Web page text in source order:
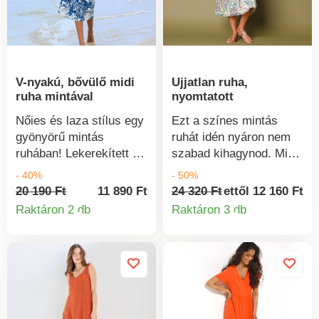
készült. Az EcoViscose
egy fenntarthatóan
készült anyag. A
gyártási folyamat
kevesebb vizet és
energiát igényel.
Mosógépben mosható.
fodrozás hangsúlyoz.
Bélelt törzs.
V-nyakú, bővülő midi
ruha mintával
Nőies és laza stílus egy
gyönyörű mintás
ruhában! Lekerekített V-
nyakú. Melltartó alatti
betét. Bő szabású.
Rugalmas jersey.
- 40%
20 190 Ft
11 890 Ft
Raktáron 2 dbTermékinformációk
Ujjatlan ruha,
nyomtatott
Ezt a színes mintás
ruhát idén nyáron nem
szabad kihagynod. Midi
hosszúságú. Ujjatlan. V-
nyakú, fodros kivágás
elöl. Lejtett vállak.
Gépben mosható.
- 50%
24 320 Ftettől 12 160 Ft
Raktáron 3 db